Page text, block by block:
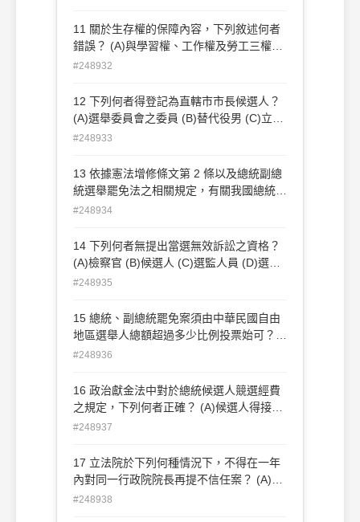
密原則
11 關於生存權的保障內容，下列敘述何者
錯誤？ (A)與學習權、工作權及勞工三權無
關 (B)是特殊弱者的生活保護 (C)係一般國
#248932
12 下列何者得登記為直轄市市長候選人？
(A)選舉委員會之委員 (B)替代役男 (C)立法
委員 (D)現役軍人
#248933
13 依據憲法增修條文第 2 條以及總統副總
統選舉罷免法之相關規定，有關我國總統、
副總統之選舉，下列相關敘述，何者正確？
總統、副總統可分開登記，以得票最多之候
選人為當選 (C)在中華民國自由地區繼續居
#248934
14 下列何者無提出當選無效訴訟之資格？
(A)檢察官 (B)候選人 (C)選監人員 (D)選舉
委員會
#248935
15 總統、副總統罷免案須由中華民國自由
地區選舉人總額超過多少比例投票始可？
(A)二分之一 (B)三分之二 (C)四分之三 (D)
#248936
16 政治獻金法中對於總統候選人競選經費
之規定，下列何者正確？ (A)候選人得接受
外國團體、法人和個人之競選經費之捐贈
競選經費最高金額 (C)候選人不得接受公營
事業或政府捐助之財團法人之競選經費之捐
#248937
17 立法院於下列何種情況下，不得在一年
內對同一行政院院長再提不信任案？ (A)總
統對行政院院長重新任命時 (B)對行政院院
#248938